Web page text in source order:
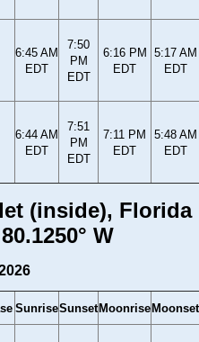
6:45 AM
EDT
7:50
PM
EDT
6:16 PM
EDT
5:17 AM
EDT
6:44 AM
EDT
7:51
PM
EDT
7:11 PM
EDT
5:48 AM
EDT
(inside), Florida
W
SunriseSunset Moonrise Moonset